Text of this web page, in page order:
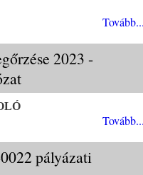
2023 -
pályázati